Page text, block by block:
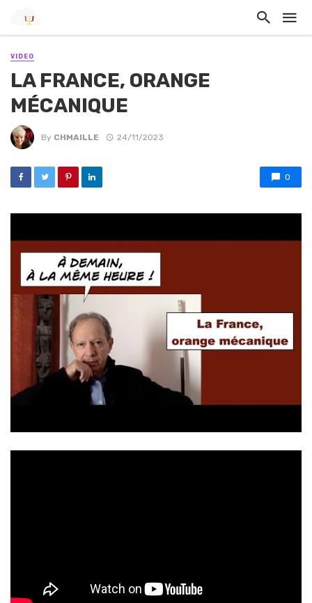
VIDEO
LA FRANCE, ORANGE
MÉCANIQUE
By CHMAILLE 24/11/2023
0